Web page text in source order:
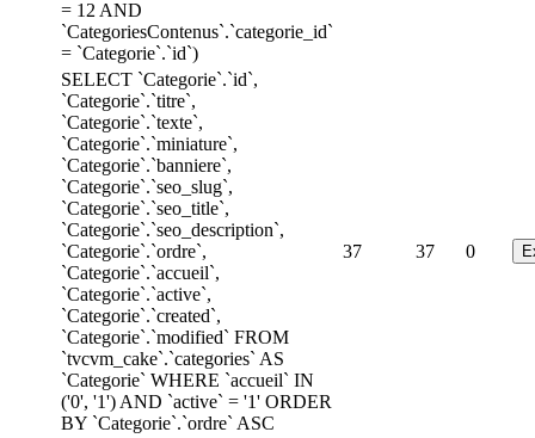
= 12 AND
`CategoriesContenus`.`categorie_id`
= `Categorie`.`id`)
SELECT `Categorie`.`id`,
`Categorie`.`titre`,
`Categorie`.`texte`,
`Categorie`.`miniature`,
`Categorie`.`banniere`,
`Categorie`.`seo_slug`,
`Categorie`.`seo_title`,
`Categorie`.`seo_description`,
`Categorie`.`ordre`,
`Categorie`.`accueil`,
`Categorie`.`active`,
`Categorie`.`created`,
`Categorie`.`modified` FROM
`tvcvm_cake`.`categories` AS
`Categorie` WHERE `accueil` IN
('0', '1') AND `active` = '1' ORDER
BY `Categorie`.`ordre` ASC
37 37 0